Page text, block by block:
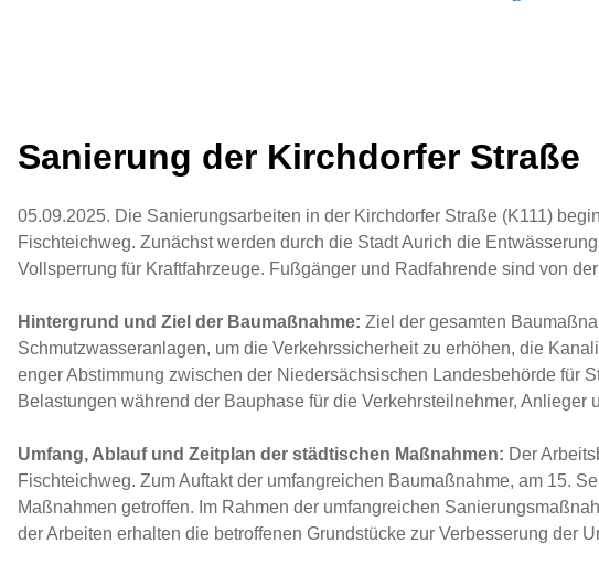
Sanierung der Kirchdorfer Straße
05.09.2025. Die Sanierungsarbeiten in der Kirchdorfer Straße (K111)
Fischteichweg. Zunächst werden durch die Stadt Aurich die
Vollsperrung für Kraftfahrzeuge. Fußgänger und Radfahrende sind von
Hintergrund und Ziel der Baumaßnahme: Ziel der gesamten
Schmutzwasseranlagen, um die Verkehrssicherheit zu erhöhen, die
enger Abstimmung zwischen der Niedersächsischen Landesbehörde für
Belastungen während der Bauphase für die Verkehrsteilnehmer,
Umfang, Ablauf und Zeitplan der städtischen Maßnahmen: Der
Fischteichweg. Zum Auftakt der umfangreichen Baumaßnahme, am 15.
Maßnahmen getroffen. Im Rahmen der umfangreichen
der Arbeiten erhalten die betroffenen Grundstücke zur Verbesserung der